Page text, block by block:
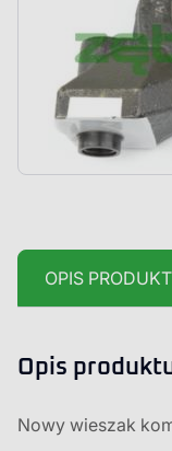
OPIS
Opis
Nowy wieszak